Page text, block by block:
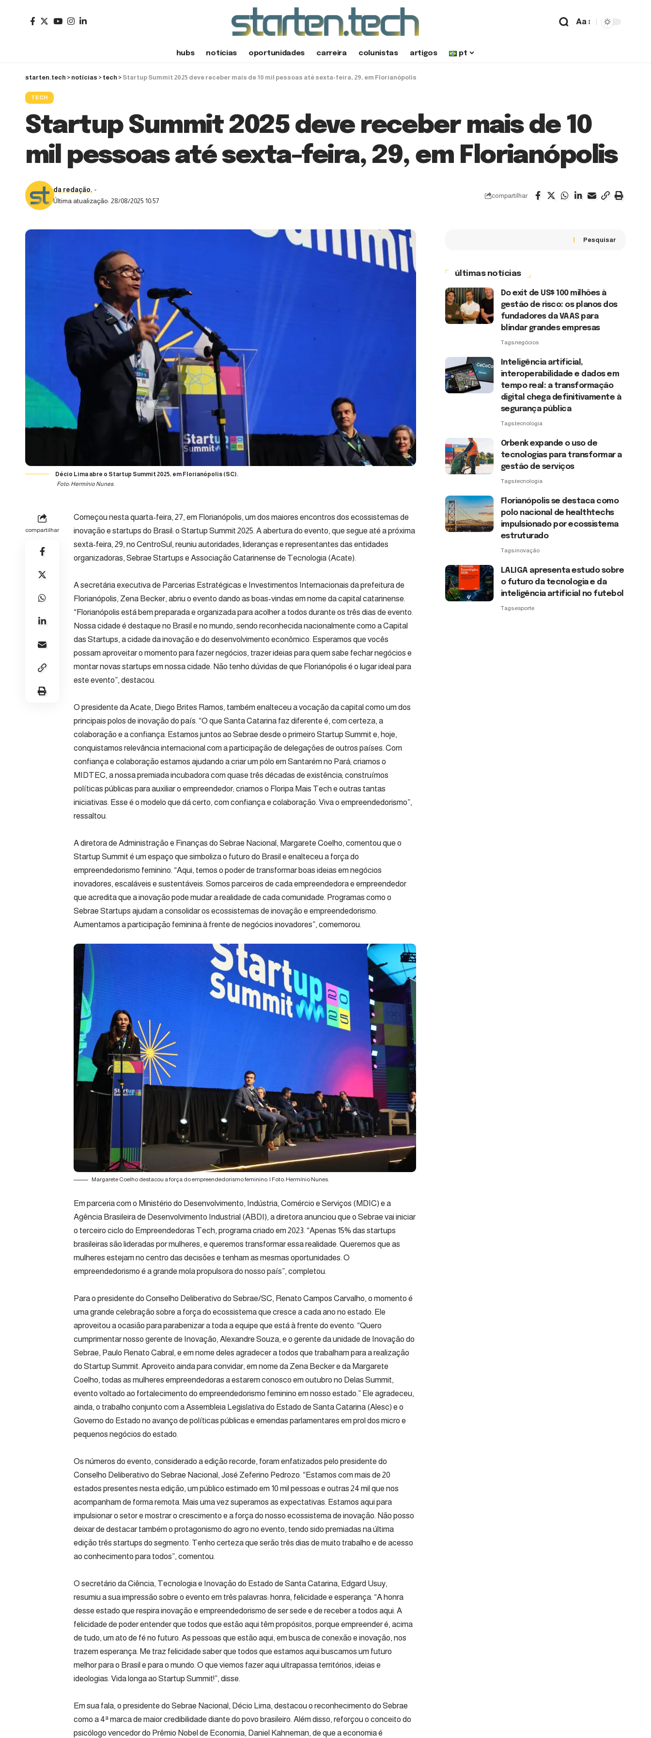
Aa
hubs notícias oportunidades carreira colunistas artigos pt
starten.tech > notícias > tech > Startup Summit 2025 deve receber mais de 10 mil pessoas até sexta-feira, 29, em Florianópolis
TECH
Startup Summit 2025 deve receber mais de 10
mil pessoas até sexta-feira, 29, em Florianópolis
Última atualização: 28/08/2025 10:57
da redação.
compartilhar
Décio Lima abre o Startup Summit 2025, em Florianópolis (SC).
Foto: Hermínio Nunes.
compartilhar
Começou nesta quarta-feira, 27, em Florianópolis, um dos maiores encontros dos ecossistemas de
inovação e startups do Brasil: o Startup Summit 2025. A abertura do evento, que segue até a próxima
sexta-feira, 29, no CentroSul, reuniu autoridades, lideranças e representantes das entidades
organizadoras, Sebrae Startups e Associação Catarinense de Tecnologia (Acate).
A secretária executiva de Parcerias Estratégicas e Investimentos Internacionais da prefeitura de
Florianópolis, Zena Becker, abriu o evento dando as boas-vindas em nome da capital catarinense.
“Florianópolis está bem preparada e organizada para acolher a todos durante os três dias de evento.
Nossa cidade é destaque no Brasil e no mundo, sendo reconhecida nacionalmente como a Capital
das Startups, a cidade da inovação e do desenvolvimento econômico. Esperamos que vocês
possam aproveitar o momento para fazer negócios, trazer ideias para quem sabe fechar negócios e
montar novas startups em nossa cidade. Não tenho dúvidas de que Florianópolis é o lugar ideal para
este evento”, destacou.
O presidente da Acate, Diego Brites Ramos, também enalteceu a vocação da capital como um dos
principais polos de inovação do país. “O que Santa Catarina faz diferente é, com certeza, a
colaboração e a confiança. Estamos juntos ao Sebrae desde o primeiro Startup Summit e, hoje,
conquistamos relevância internacional com a participação de delegações de outros países. Com
confiança e colaboração estamos ajudando a criar um pólo em Santarém no Pará; criamos o
MIDTEC, a nossa premiada incubadora com quase três décadas de existência; construímos
políticas públicas para auxiliar o empreendedor; criamos o Floripa Mais Tech e outras tantas
iniciativas. Esse é o modelo que dá certo, com confiança e colaboração. Viva o empreendedorismo”,
ressaltou.
A diretora de Administração e Finanças do Sebrae Nacional, Margarete Coelho, comentou que o
Startup Summit é um espaço que simboliza o futuro do Brasil e enalteceu a força do
empreendedorismo feminino. “Aqui, temos o poder de transformar boas ideias em negócios
inovadores, escaláveis e sustentáveis. Somos parceiros de cada empreendedora e empreendedor
que acredita que a inovação pode mudar a realidade de cada comunidade. Programas como o
Sebrae Startups ajudam a consolidar os ecossistemas de inovação e empreendedorismo.
Aumentamos a participação feminina à frente de negócios inovadores”, comemorou.
Margarete Coelho destacou a força do empreendedorismo feminino. | Foto: Hermínio Nunes.
Em parceria com o Ministério do Desenvolvimento, Indústria, Comércio e Serviços (MDIC) e a
Agência Brasileira de Desenvolvimento Industrial (ABDI), a diretora anunciou que o Sebrae vai iniciar
o terceiro ciclo do Empreendedoras Tech, programa criado em 2023. “Apenas 15% das startups
brasileiras são lideradas por mulheres, e queremos transformar essa realidade. Queremos que as
mulheres estejam no centro das decisões e tenham as mesmas oportunidades. O
empreendedorismo é a grande mola propulsora do nosso país”, completou.
Para o presidente do Conselho Deliberativo do Sebrae/SC, Renato Campos Carvalho, o momento é
uma grande celebração sobre a força do ecossistema que cresce a cada ano no estado. Ele
aproveitou a ocasião para parabenizar a toda a equipe que está à frente do evento. “Quero
cumprimentar nosso gerente de Inovação, Alexandre Souza, e o gerente da unidade de Inovação do
Sebrae, Paulo Renato Cabral, e em nome deles agradecer a todos que trabalham para a realização
do Startup Summit. Aproveito ainda para convidar, em nome da Zena Becker e da Margarete
Coelho, todas as mulheres empreendedoras a estarem conosco em outubro no Delas Summit,
evento voltado ao fortalecimento do empreendedorismo feminino em nosso estado.” Ele agradeceu,
ainda, o trabalho conjunto com a Assembleia Legislativa do Estado de Santa Catarina (Alesc) e o
Governo do Estado no avanço de políticas públicas e emendas parlamentares em prol dos micro e
pequenos negócios do estado.
Os números do evento, considerado a edição recorde, foram enfatizados pelo presidente do
Conselho Deliberativo do Sebrae Nacional, José Zeferino Pedrozo. “Estamos com mais de 20
estados presentes nesta edição, um público estimado em 10 mil pessoas e outras 24 mil que nos
acompanham de forma remota. Mais uma vez superamos as expectativas. Estamos aqui para
impulsionar o setor e mostrar o crescimento e a força do nosso ecossistema de inovação. Não posso
deixar de destacar também o protagonismo do agro no evento, tendo sido premiadas na última
edição três startups do segmento. Tenho certeza que serão três dias de muito trabalho e de acesso
ao conhecimento para todos”, comentou.
O secretário da Ciência, Tecnologia e Inovação do Estado de Santa Catarina, Edgard Usuy,
resumiu a sua impressão sobre o evento em três palavras: honra, felicidade e esperança. “A honra
desse estado que respira inovação e empreendedorismo de ser sede e de receber a todos aqui. A
felicidade de poder entender que todos que estão aqui têm propósitos, porque empreender é, acima
de tudo, um ato de fé no futuro. As pessoas que estão aqui, em busca de conexão e inovação, nos
trazem esperança. Me traz felicidade saber que todos que estamos aqui buscamos um futuro
melhor para o Brasil e para o mundo. O que viemos fazer aqui ultrapassa territórios, ideias e
ideologias. Vida longa ao Startup Summit!”, disse.
Em sua fala, o presidente do Sebrae Nacional, Décio Lima, destacou o reconhecimento do Sebrae
como a 4ª marca de maior credibilidade diante do povo brasileiro. Além disso, reforçou o conceito do
psicólogo vencedor do Prêmio Nobel de Economia, Daniel Kahneman, de que a economia é
Pesquisar
últimas notícias
Do exit de US$ 100 milhões à
gestão de risco: os planos dos
fundadores da VAAS para
blindar grandes empresas
Tags:negócios
Inteligência artificial,
interoperabilidade e dados em
tempo real: a transformação
digital chega definitivamente à
segurança pública
Tags:tecnologia
Orbenk expande o uso de
tecnologias para transformar a
gestão de serviços
Tags:tecnologia
Florianópolis se destaca como
polo nacional de healthtechs
impulsionado por ecossistema
estruturado
Tags:inovação
LALIGA apresenta estudo sobre
o futuro da tecnologia e da
inteligência artificial no futebol
Tags:esporte